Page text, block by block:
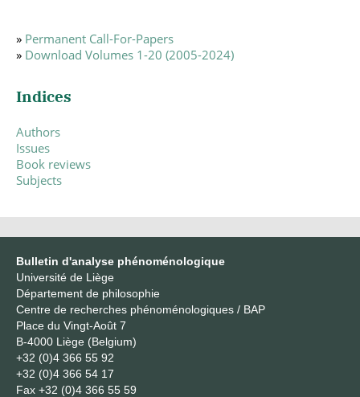
» Permanent Call-For-Papers
» Download Volumes 1-20 (2005-2024)
Indices
Authors
Issues
Book reviews
Subjects
Bulletin d'analyse phénoménologique
Université de Liège
Département de philosophie
Centre de recherches phénoménologiques / BAP
Place du Vingt-Août 7
B-4000 Liège (Belgium)
+32 (0)4 366 55 92
+32 (0)4 366 54 17
Fax +32 (0)4 366 55 59